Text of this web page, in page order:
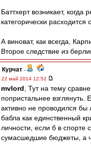
Баттхерт возникает, когда
категорически расходится
А виноват, как всегда,
Второе следствие из
Курчат -
22 май 2014 12:52
mvlord , Тут на тему
попристальнее взглянуть.
активно не проводился бы
бабла как единственный
личности, если б в спорте
сумасшедшие бюджеты, а